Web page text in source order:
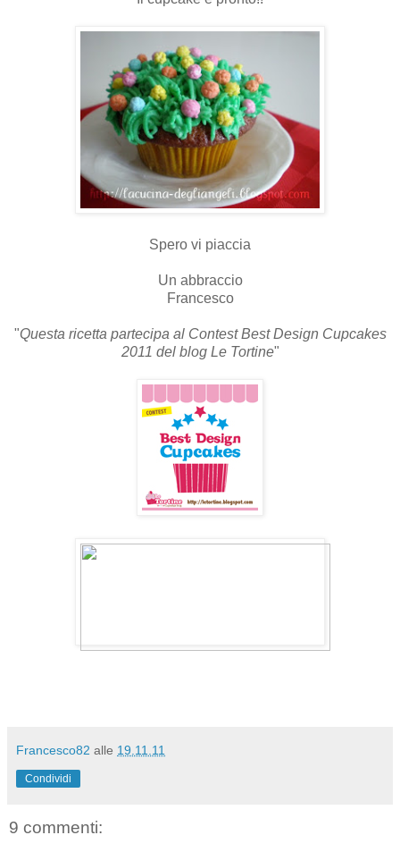
Spero vi piaccia
Un abbraccio
Francesco
"Questa ricetta partecipa al Contest Best Design Cupcakes
2011 del blog Le Tortine"
Francesco82 alle 19.11.11
Condividi
9 commenti: